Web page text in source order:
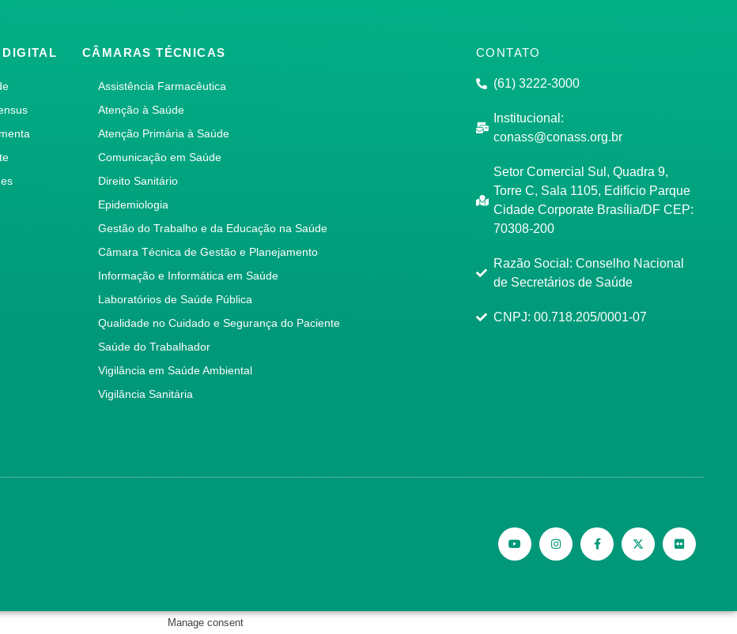
CÂMARAS TÉCNICAS
Assistência Farmacêutica
Atenção à Saúde
Atenção Primária à Saúde
Comunicação em Saúde
Direito Sanitário
Epidemiologia
Gestão do Trabalho e da Educação na Saúde
Câmara Técnica de Gestão e Planejamento
Informação e Informática em Saúde
Laboratórios de Saúde Pública
Qualidade no Cuidado e Segurança do Paciente
Saúde do Trabalhador
Vigilância em Saúde Ambiental
Vigilância Sanitária
CONTATO
(61) 3222-3000
Institucional:
conass@conass.org.br
Setor Comercial Sul, Quadra 9,
Torre C, Sala 1105, Edifício Parque
Cidade Corporate Brasília/DF CEP:
70308-200
Razão Social: Conselho Nacional
de Secretários de Saúde
CNPJ: 00.718.205/0001-07
Manage consent